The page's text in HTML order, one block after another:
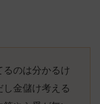
るのは分かるけ
し金儲け考える